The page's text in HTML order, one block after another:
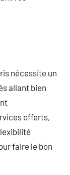
nécessite un
allant bien
offerts,
faire le bon